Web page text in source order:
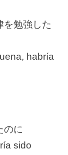
を勉強した
habría
のに
sido